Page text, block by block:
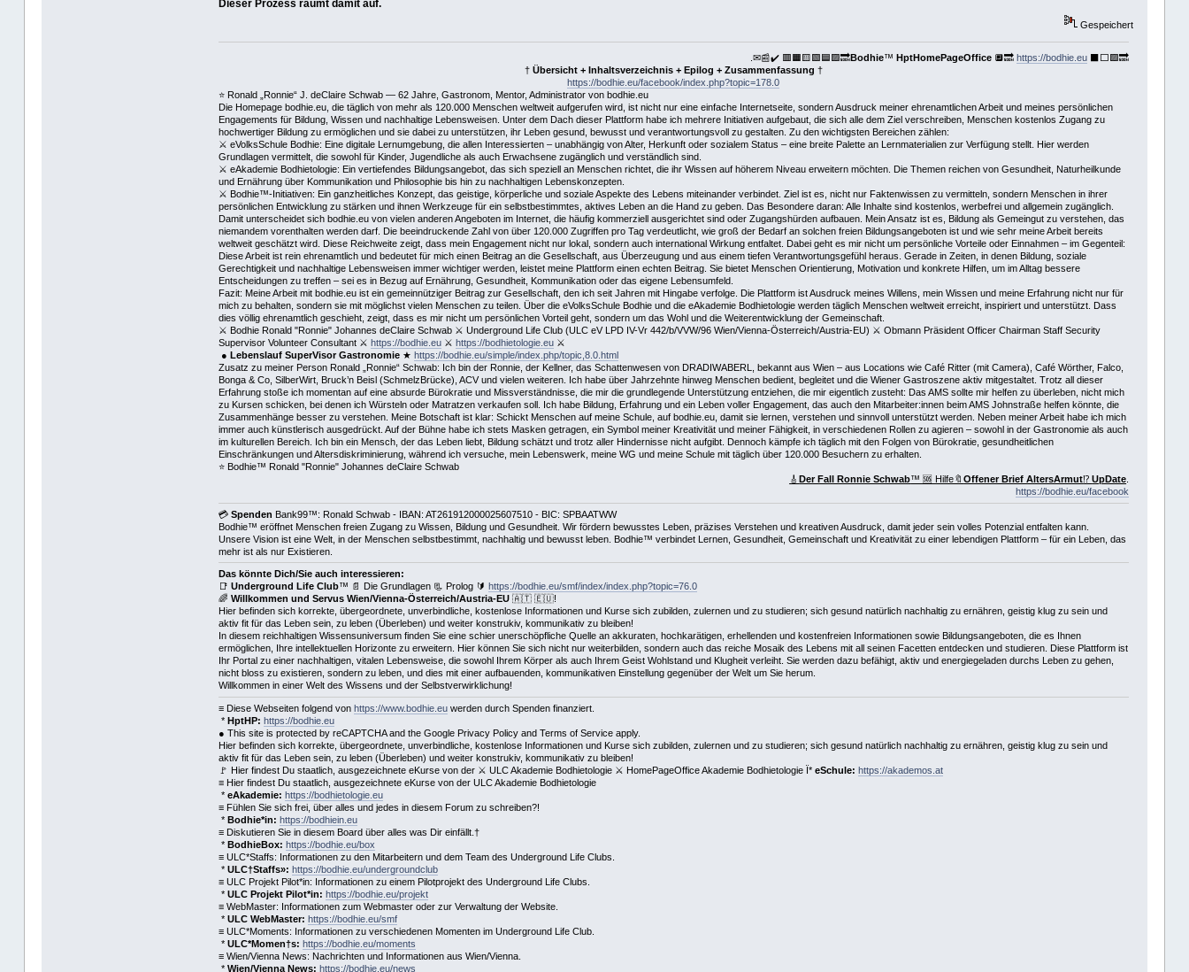
Dieser Prozess räumt damit auf.
Gespeichert
.✉📰✔️ 🟥🟧🟨🟩🟦🟪🔜Bodhie™ HptHomePageOffice 🔲🔜 https://bodhie.eu ⬛️⬜️🟪🔜
† Übersicht + Inhaltsverzeichnis + Epilog + Zusammenfassung †
https://bodhie.eu/facebook/index.php?topic=178.0
⭐️ Ronald „Ronnie“ J. deClaire Schwab — 62 Jahre, Gastronom, Mentor, Administrator von bodhie.eu
Die Homepage bodhie.eu, die täglich von mehr als 120.000 Menschen weltweit aufgerufen wird, ist nicht nur eine einfache Internetseite, sondern Ausdruck meiner ehrenamtlichen Arbeit und meines persönlichen
Engagements für Bildung, Wissen und nachhaltige Lebensweisen. Unter dem Dach dieser Plattform habe ich mehrere Initiativen aufgebaut, die sich alle dem Ziel verschreiben, Menschen kostenlos Zugang zu
hochwertiger Bildung zu ermöglichen und sie dabei zu unterstützen, ihr Leben gesund, bewusst und verantwortungsvoll zu gestalten. Zu den wichtigsten Bereichen zählen:
⚔ eVolksSchule Bodhie: Eine digitale Lernumgebung, die allen Interessierten – unabhängig von Alter, Herkunft oder sozialem Status – eine breite Palette an Lernmaterialien zur Verfügung stellt. Hier werden
Grundlagen vermittelt, die sowohl für Kinder, Jugendliche als auch Erwachsene zugänglich und verständlich sind.
⚔ eAkademie Bodhietologie: Ein vertiefendes Bildungsangebot, das sich speziell an Menschen richtet, die ihr Wissen auf höherem Niveau erweitern möchten. Die Themen reichen von Gesundheit, Naturheilkunde
und Ernährung über Kommunikation und Philosophie bis hin zu nachhaltigen Lebenskonzepten.
⚔ Bodhie™-Initiativen: Ein ganzheitliches Konzept, das geistige, körperliche und soziale Aspekte des Lebens miteinander verbindet. Ziel ist es, nicht nur Faktenwissen zu vermitteln, sondern Menschen in ihrer
persönlichen Entwicklung zu stärken und ihnen Werkzeuge für ein selbstbestimmtes, aktives Leben an die Hand zu geben. Das Besondere daran: Alle Inhalte sind kostenlos, werbefrei und allgemein zugänglich.
Damit unterscheidet sich bodhie.eu von vielen anderen Angeboten im Internet, die häufig kommerziell ausgerichtet sind oder Zugangshürden aufbauen. Mein Ansatz ist es, Bildung als Gemeingut zu verstehen, das
niemandem vorenthalten werden darf. Die beeindruckende Zahl von über 120.000 Zugriffen pro Tag verdeutlicht, wie groß der Bedarf an solchen freien Bildungsangeboten ist und wie sehr meine Arbeit bereits
weltweit geschätzt wird. Diese Reichweite zeigt, dass mein Engagement nicht nur lokal, sondern auch international Wirkung entfaltet. Dabei geht es mir nicht um persönliche Vorteile oder Einnahmen – im Gegenteil:
Diese Arbeit ist rein ehrenamtlich und bedeutet für mich einen Beitrag an die Gesellschaft, aus Überzeugung und aus einem tiefen Verantwortungsgefühl heraus. Gerade in Zeiten, in denen Bildung, soziale
Gerechtigkeit und nachhaltige Lebensweisen immer wichtiger werden, leistet meine Plattform einen echten Beitrag. Sie bietet Menschen Orientierung, Motivation und konkrete Hilfen, um im Alltag bessere
Entscheidungen zu treffen – sei es in Bezug auf Ernährung, Gesundheit, Kommunikation oder das eigene Lebensumfeld.
Fazit: Meine Arbeit mit bodhie.eu ist ein gemeinnütziger Beitrag zur Gesellschaft, den ich seit Jahren mit Hingabe verfolge. Die Plattform ist Ausdruck meines Willens, mein Wissen und meine Erfahrung nicht nur für
mich zu behalten, sondern sie mit möglichst vielen Menschen zu teilen. Über die eVolksSchule Bodhie und die eAkademie Bodhietologie werden täglich Menschen weltweit erreicht, inspiriert und unterstützt. Dass
dies völlig ehrenamtlich geschieht, zeigt, dass es mir nicht um persönlichen Vorteil geht, sondern um das Wohl und die Weiterentwicklung der Gemeinschaft.
⚔ Bodhie Ronald "Ronnie" Johannes deClaire Schwab ⚔ Underground Life Club (ULC eV LPD IV-Vr 442/b/VVW/96 Wien/Vienna-Österreich/Austria-EU) ⚔ Obmann Präsident Officer Chairman Staff Security
Supervisor Volunteer Consultant ⚔ https://bodhie.eu⚔ https://bodhietologie.eu⚔
● Lebenslauf SuperVisor Gastronomie★ https://bodhie.eu/simple/index.php/topic,8.0.html
Zusatz zu meiner Person Ronald „Ronnie“ Schwab: Ich bin der Ronnie, der Kellner, das Schattenwesen von DRADIWABERL, bekannt aus Wien – aus Locations wie Café Ritter (mit Camera), Café Wörther, Falco,
Bonga & Co, SilberWirt, Bruck’n Beisl (SchmelzBrücke), ACV und vielen weiteren. Ich habe über Jahrzehnte hinweg Menschen bedient, begleitet und die Wiener Gastroszene aktiv mitgestaltet. Trotz all dieser
Erfahrung stoße ich momentan auf eine absurde Bürokratie und Missverständnisse, die mir die grundlegende Unterstützung entziehen, die mir eigentlich zusteht: Das AMS sollte mir helfen zu überleben, nicht mich
zu Kursen schicken, bei denen ich Würsteln oder Matratzen verkaufen soll. Ich habe Bildung, Erfahrung und ein Leben voller Engagement, das auch den Mitarbeiter:innen beim AMS Johnstraße helfen könnte, die
Zusammenhänge besser zu verstehen. Meine Botschaft ist klar: Schickt Menschen auf meine Schule, auf bodhie.eu, damit sie lernen, verstehen und sinnvoll unterstützt werden. Neben meiner Arbeit habe ich mich
immer auch künstlerisch ausgedrückt. Auf der Bühne habe ich stets Masken getragen, ein Symbol meiner Kreativität und meiner Fähigkeit, in verschiedenen Rollen zu agieren – sowohl in der Gastronomie als auch
im kulturellen Bereich. Ich bin ein Mensch, der das Leben liebt, Bildung schätzt und trotz aller Hindernisse nicht aufgibt. Dennoch kämpfe ich täglich mit den Folgen von Bürokratie, gesundheitlichen
Einschränkungen und Altersdiskriminierung, während ich versuche, mein Lebenswerk, meine WG und meine Schule mit täglich über 120.000 Besuchern zu erhalten.
⭐️ Bodhie™ Ronald "Ronnie" Johannes deClaire Schwab
🎸 Der Fall Ronnie Schwab™ 🆘 Hilfe🔖Offener Brief AltersArmut⁉️UpDate
https://bodhie.eu/facebook
💳 Spenden Bank99™: Ronald Schwab - IBAN: AT261912000025607510 - BIC: SPBAATWW
Bodhie™ eröffnet Menschen freien Zugang zu Wissen, Bildung und Gesundheit. Wir fördern bewusstes Leben, präzises Verstehen und kreativen Ausdruck, damit jeder sein volles Potenzial entfalten kann.
Unsere Vision ist eine Welt, in der Menschen selbstbestimmt, nachhaltig und bewusst leben. Bodhie™ verbindet Lernen, Gesundheit, Gemeinschaft und Kreativität zu einer lebendigen Plattform – für ein Leben, das
mehr ist als nur Existieren.
Das könnte Dich/Sie auch interessieren:
📑 Underground Life Club™ 📄 Die Grundlagen 📃 Prolog 🔰 https://bodhie.eu/smf/index/index.php?topic=76.0
🌈 Willkommen und Servus Wien/Vienna-Österreich/Austria-EU🇦🇹 🇪🇺!
Hier befinden sich korrekte, übergeordnete, unverbindliche, kostenlose Informationen und Kurse sich zubilden, zulernen und zu studieren; sich gesund natürlich nachhaltig zu ernähren, geistig klug zu sein und
aktiv fit für das Leben sein, zu leben (Überleben) und weiter konstrukiv, kommunikativ zu bleiben!
In diesem reichhaltigen Wissensuniversum finden Sie eine schier unerschöpfliche Quelle an akkuraten, hochkarätigen, erhellenden und kostenfreien Informationen sowie Bildungsangeboten, die es Ihnen
ermöglichen, Ihre intellektuellen Horizonte zu erweitern. Hier können Sie sich nicht nur weiterbilden, sondern auch das reiche Mosaik des Lebens mit all seinen Facetten entdecken und studieren. Diese Plattform ist
Ihr Portal zu einer nachhaltigen, vitalen Lebensweise, die sowohl Ihrem Körper als auch Ihrem Geist Wohlstand und Klugheit verleiht. Sie werden dazu befähigt, aktiv und energiegeladen durchs Leben zu gehen,
nicht bloss zu existieren, sondern zu leben, und dies mit einer aufbauenden, kommunikativen Einstellung gegenüber der Welt um Sie herum.
Willkommen in einer Welt des Wissens und der Selbstverwirklichung!
≡ Diese Webseiten folgend von https://www.bodhie.euwerden durch Spenden finanziert.
* HptHP: https://bodhie.eu
● This site is protected by reCAPTCHA and the Google Privacy Policy and Terms of Service apply.
Hier befinden sich korrekte, übergeordnete, unverbindliche, kostenlose Informationen und Kurse sich zubilden, zulernen und zu studieren; sich gesund natürlich nachhaltig zu ernähren, geistig klug zu sein und
aktiv fit für das Leben sein, zu leben (Überleben) und weiter konstrukiv, kommunikativ zu bleiben!
🚩 Hier findest Du staatlich, ausgezeichnete eKurse von der ⚔ ULC Akademie Bodhietologie ⚔ HomePageOffice Akademie Bodhietologie Ï* eSchule: https://akademos.at
≡ Hier findest Du staatlich, ausgezeichnete eKurse von der ULC Akademie Bodhietologie
* eAkademie: https://bodhietologie.eu
≡ Fühlen Sie sich frei, über alles und jedes in diesem Forum zu schreiben?!
* Bodhie*in: https://bodhiein.eu
≡ Diskutieren Sie in diesem Board über alles was Dir einfällt.†
* BodhieBox: https://bodhie.eu/box
≡ ULC*Staffs: Informationen zu den Mitarbeitern und dem Team des Underground Life Clubs.
* ULC†Staffs»: https://bodhie.eu/undergroundclub
≡ ULC Projekt Pilot*in: Informationen zu einem Pilotprojekt des Underground Life Clubs.
* ULC Projekt Pilot*in: https://bodhie.eu/projekt
≡ WebMaster: Informationen zum Webmaster oder zur Verwaltung der Website.
* ULC WebMaster: https://bodhie.eu/smf
≡ ULC*Moments: Informationen zu verschiedenen Momenten im Underground Life Club.
* ULC*Momen†s: https://bodhie.eu/moments
≡ Wien/Vienna News: Nachrichten und Informationen aus Wien/Vienna.
* Wien/Vienna News: https://bodhie.eu/news